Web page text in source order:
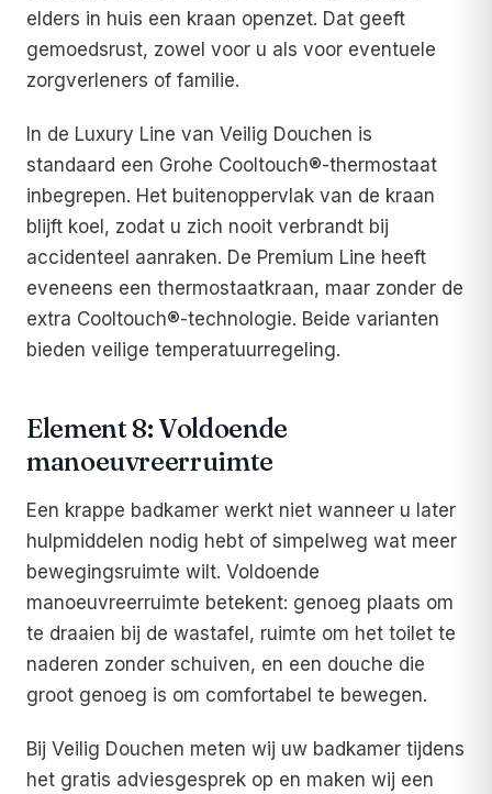
elders in huis een kraan openzet. Dat geeft
gemoedsrust, zowel voor u als voor eventuele
zorgverleners of familie.
In de Luxury Line van Veilig Douchen is
standaard een Grohe Cooltouch®-thermostaat
inbegrepen. Het buitenoppervlak van de kraan
blijft koel, zodat u zich nooit verbrandt bij
accidenteel aanraken. De Premium Line heeft
eveneens een thermostaatkraan, maar zonder de
extra Cooltouch®-technologie. Beide varianten
bieden veilige temperatuurregeling.
Element 8: Voldoende
manoeuvreerruimte
Een krappe badkamer werkt niet wanneer u later
hulpmiddelen nodig hebt of simpelweg wat meer
bewegingsruimte wilt. Voldoende
manoeuvreerruimte betekent: genoeg plaats om
te draaien bij de wastafel, ruimte om het toilet te
naderen zonder schuiven, en een douche die
groot genoeg is om comfortabel te bewegen.
Bij Veilig Douchen meten wij uw badkamer tijdens
het gratis adviesgesprek op en maken wij een